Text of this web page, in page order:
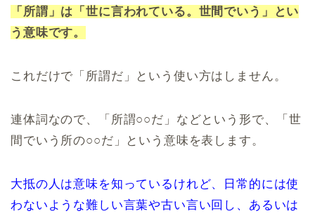
「所謂」は「世に言われている。世間でいう」とい
う意味です。
これだけで「所謂だ」という使い方はしません。
連体詞なので、「所謂○○だ」などという形で、「世
間でいう所の○○だ」という意味を表します。
大抵の人は意味を知っているけれど、日常的には使
わないような難しい言葉や古い言い回し、あるいは